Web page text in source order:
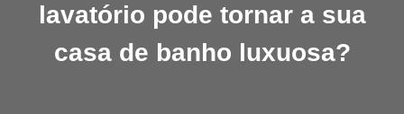
lavatório pode tornar a sua
casa de banho luxuosa?